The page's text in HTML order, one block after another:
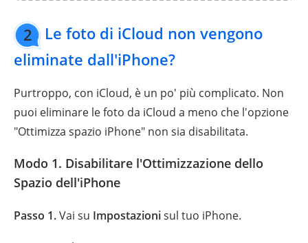
2
Le foto di iCloud non vengono
eliminate dall'iPhone?
Purtroppo, con iCloud, è un po' più complicato. Non
puoi eliminare le foto da iCloud a meno che l'opzione
"Ottimizza spazio iPhone" non sia disabilitata.
Modo 1. Disabilitare l'Ottimizzazione dello
Spazio dell'iPhone
Passo 1.Vai su Impostazionisul tuo iPhone.